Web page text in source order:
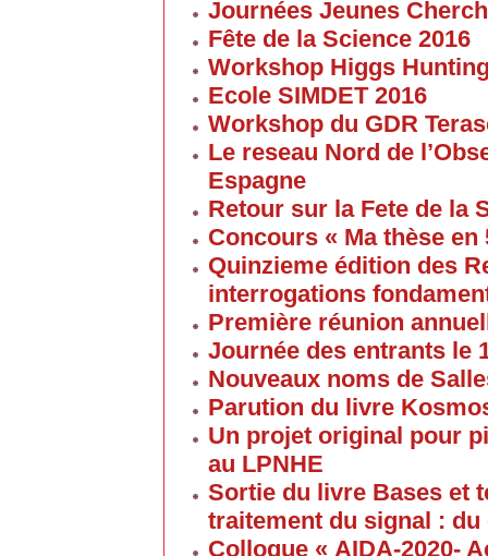
Journées Jeunes
Fête de la Science 2016
Workshop Higgs
Ecole SIMDET 2016
Workshop du GDR
Le reseau Nord de
Espagne
Retour sur la Fete de la
Concours « Ma thèse
Quinzieme édition des
interrogations
Première réunion
Journée des entrants le
Nouveaux noms de
Parution du livre
Un projet original pour
au LPNHE
Sortie du livre Bases et
traitement du signal :
Colloque « AIDA-2020-